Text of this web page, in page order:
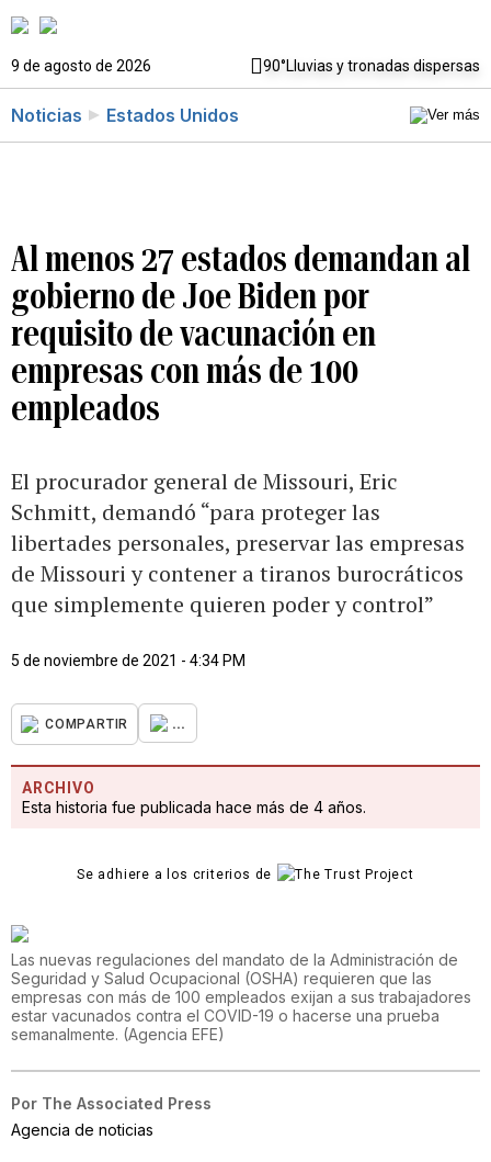
9 de agosto de 2026 90°Lluvias y tronadas dispersas
Noticias Estados Unidos
Al menos 27 estados demandan al
gobierno de Joe Biden por
requisito de vacunación en
empresas con más de 100
empleados
El procurador general de Missouri, Eric
Schmitt, demandó “para proteger las
libertades personales, preservar las empresas
de Missouri y contener a tiranos burocráticos
que simplemente quieren poder y control”
5 de noviembre de 2021 - 4:34 PM
COMPARTIR ...
ARCHIVO
Esta historia fue publicada hace más de 4 años.
Se adhiere a los criterios de
Las nuevas regulaciones del mandato de la Administración de
Seguridad y Salud Ocupacional (OSHA) requieren que las
empresas con más de 100 empleados exijan a sus trabajadores
estar vacunados contra el COVID-19 o hacerse una prueba
semanalmente. (Agencia EFE)
Por The Associated Press
Agencia de noticias